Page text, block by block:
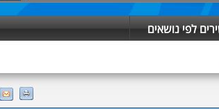
לפי נושאים